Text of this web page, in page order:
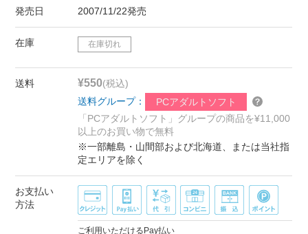
発売日 2007/11/22発売
在庫 在庫切れ
送料 ¥550(税込)
送料グループ：
PCアダルトソフト
「PCアダルトソフト」グループの商品を¥11,000
以上のお買い物で無料
※一部離島・山間部および北海道、または当社指
定エリアを除く
お支払い
方法
ご利用いただけるPay払い